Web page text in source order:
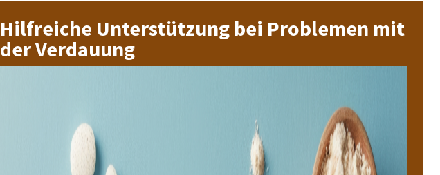
Hilfreiche Unterstützung bei Problemen mit
der Verdauung